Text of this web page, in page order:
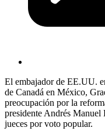
El embajador de EE.UU.
de Canadá en México,
preocupación por la
presidente Andrés Manuel
jueces por voto popular.